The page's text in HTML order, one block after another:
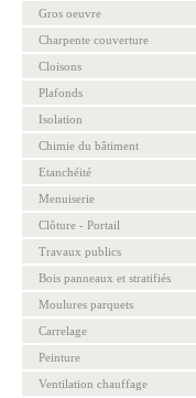
Gros oeuvre
Charpente couverture
Cloisons
Plafonds
Isolation
Chimie du bâtiment
Etanchéité
Menuiserie
Clôture - Portail
Travaux publics
Bois panneaux et stratifiés
Moulures parquets
Carrelage
Peinture
Ventilation chauffage